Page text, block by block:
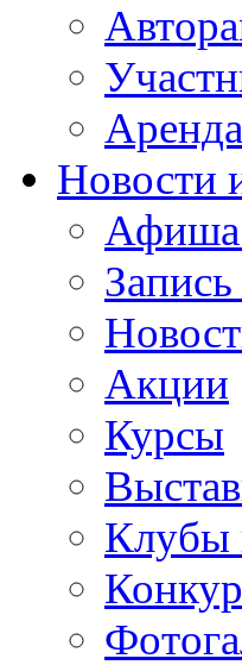
Новости
Афиша
Акции
Курсы
Клубы